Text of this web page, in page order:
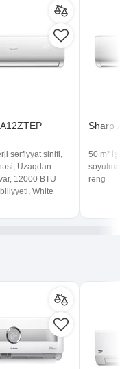
sərfiyyat sinifi,
Uzaqdan
12000 BTU
White
Sharp
50 m²
rəng